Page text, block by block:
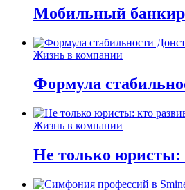
Мобильный
Жизнь в компании
Формула
Жизнь в компании
Не только юристы: